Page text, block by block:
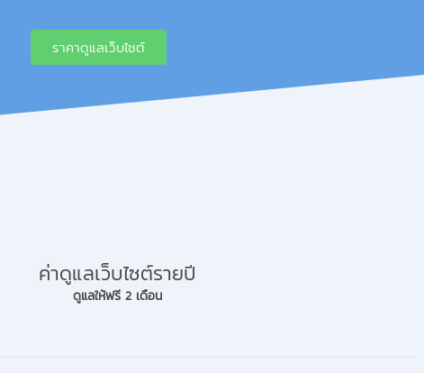
ราคาดูแลเว็บไซต์
ค่าดูแลเว็บไซต์รายปี
ดูแลให้ฟรี 2 เดือน